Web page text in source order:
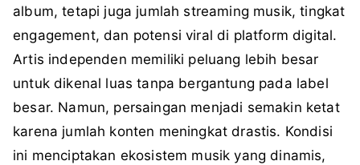
album, tetapi juga jumlah streaming musik, tingkat
engagement, dan potensi viral di platform digital.
Artis independen memiliki peluang lebih besar
untuk dikenal luas tanpa bergantung pada label
besar. Namun, persaingan menjadi semakin ketat
karena jumlah konten meningkat drastis. Kondisi
ini menciptakan ekosistem musik yang dinamis,